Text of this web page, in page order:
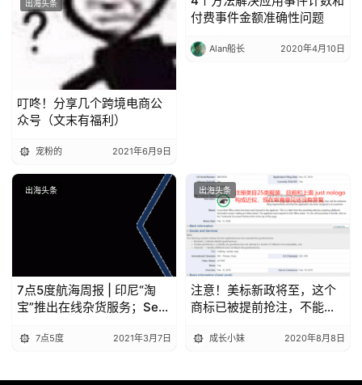
出海头条
叮咚！分享几个跨境电商公
众号（文末有福利）
宠粉的 2021年6月9日
出海头条
付费事件金额准确性问题
Alan船长 2020年4月10日
出海头条
7点5度航海周报 | 印尼“淘
宝”推出在线杂货服务；Sea
印尼电商Bukalapak拟用
7点5度 2021年3月7日
出海头条
注意！美标新政将至，这个
商标已被提前抢注，不能
成长小妹 2020年8月8日